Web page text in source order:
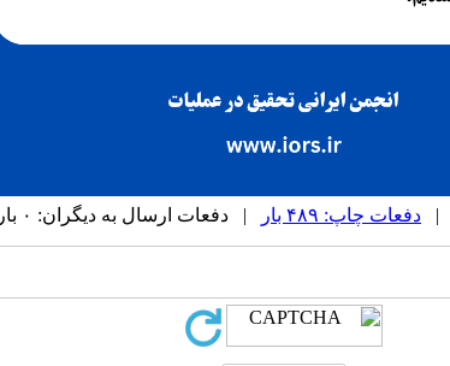
دفعات چاپ: ۴۸۹ بار | دفعات ارسال به دیگران: ۰ بار |